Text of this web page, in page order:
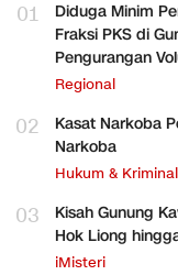
01
Diduga Minim
Fraksi PKS di
Pengurangan
Regional
02
Kasat Narkoba
Narkoba
Hukum & Kriminal
03
Kisah Gunung
Hok Liong
iMisteri